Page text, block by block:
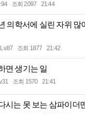
조회 2097 21:44
의학서에 실린 자위 많
Lv.87 조회 1877 21:42
면 생기는 일
조회 1570 21:41
시는 못 보는 삼파이더